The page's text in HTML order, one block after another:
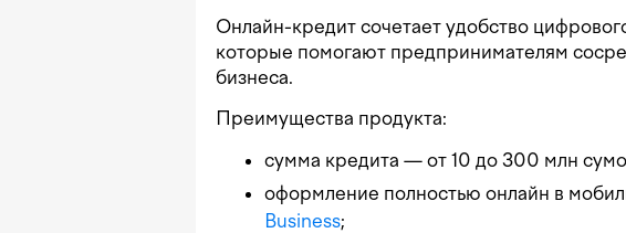
Онлайн-кредит сочетает удобство
которые помогают предпринимателям
бизнеса.
Преимущества продукта:
сумма кредита — от 10 до 300 млн
оформление полностью онлайн в
Business;